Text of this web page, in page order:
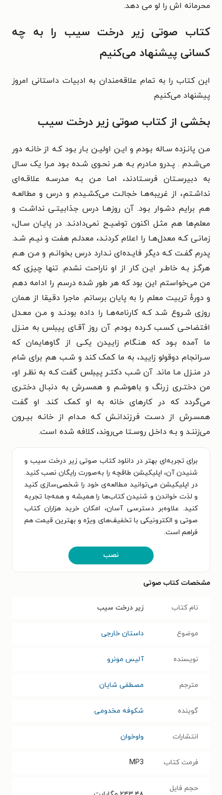
محرمانه اش را لو می دهد.
کتاب صوتی زیر درخت سیب را به چه
کسانی پیشنهاد می‌کنیم
این کتاب را به تمام علاقه‌مندان به ادبیات داستانی امروز
پیشنهاد می‌کنیم
بخشی از کتاب صوتی زیر درخت سیب
مـن پانـزده سـاله بـودم و ایـن اولیـن بـار بـود کـه از خانـه دور
می‌شـدم . پـدرو مـادرم بـه هـر نحـوی شـده بـود مـرا یک سـال
به دبیرسـتان فرسـتادند، امـا مـن بـه مدرسـه علاقـه‌ای
نداشـتم، از غریبه‌هـا خجالـت می‌کشـیدم و درس و مطالعـه
هم برایم دشـوار بـود. آن روزهـا درس جذابیتـی نداشـت و
معلم‌ها هم مثـل اکنون توضیـح نمی‌دادنـد. در پایـان سـال،
زمانـی کـه معدل‌هـا را اعلام کردنـد، معدلـم هفت و نیـم شـد.
پدرم گفـت کـه دیگر فایـده‌ای نـدارد درس بخوانـم و مـن هـم
هرگـز بـه خاطـر ایـن کار از او ناراحت نشدم. تنها چیزی که
من می‌خواستم این بود که هر طور شده درسم را ادامه دهم
و دورهٔ تربیت معلم را به پایان برسانم. ماجرا دقیقا از همان
روزی شـروع شـد کـه کارنامه‌هـا را داده بودنـد و مـن معـدل
افتضاحـی کسـب کـرده بـودم. آن روز آقـای پیبلس به منـزل
ما آمده بـود که هنـگام زاییدن یکـی از گاوهایمان که
سـرانجام دوقولو زایید، به ما کمک کند و شـب هم برای شام
در منـزل مـا ماند. آن شـب دکتـر پیبلس گفت کـه به نظـر او،
من دختـری زرنگ و باهوشـم و همسـرش به دنبـال دختـری
می‌گردد که در کارهای خانه به او کمک کند. او گفت
همسـرش از دسـت فرزندانـش کـه مـدام از خانـه بیـرون
می‌زننـد و بـه داخـل روسـتا می‌روند، کلافه شده است.
برای تجربه‌ای بهتر در دانلود کتاب صوتی زیر درخت سیب و
شنیدن آن، اپلیکیشن طاقچه را به‌صورت رایگان نصب کنید.
در اپلیکیشن می‌توانید مطالعه‌ی خود را شخصی‌سازی کنید
و لذت خواندن و شنیدن کتاب‌ها را همیشه و همه‌جا تجربه
کنید. علاوه‌بر دسترسی آسان، امکان خرید هزاران کتاب
صوتی و الکترونیکی با تخفیف‌های ویژه و بهترین قیمت هم
فراهم است.
نصب
مشخصات کتاب صوتی
نام کتاب زیر درخت سیب
موضوع داستان خارجی
نویسنده آلیس مونرو
مترجم مصطفی شایان
گوینده شکوفه مخدومی
انتشارات واوخوان
فرمت کتاب MP3
حجم فایل